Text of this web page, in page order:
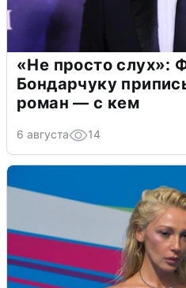
«Не просто слух»:
Бондарчуку
роман — с кем
6 августа 14